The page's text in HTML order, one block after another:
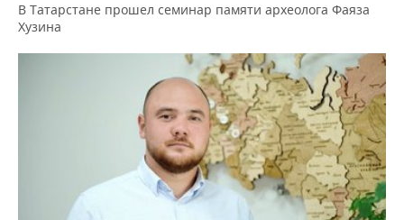
В Татарстане прошел семинар памяти археолога Фаяза
Хузина